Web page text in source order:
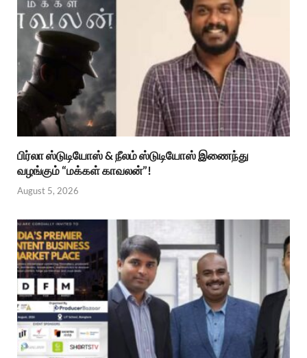
பிர்லா ஸ்டுடியோஸ் & நீலம் ஸ்டுடியோஸ் இணைந்து
வழங்கும் “மக்கள் காவலன்”!
August 5, 2026